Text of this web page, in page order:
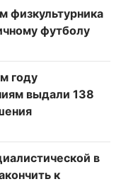
физкультурника
футболу
году
выдали 138
в
к